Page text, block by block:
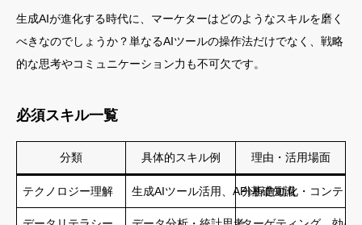
生成AIが進化する時代に、マーケターはどのようなスキルを磨く
べきなのでしょうか？単なるAIツールの操作法だけでなく、戦略
的な思考やコミュニケーション力も不可欠です。
必須スキル一覧
分類 具体的スキル例 理由・活用場面
テクノロジー理解 生成AIツール活用、API基礎知識分析自動化・コンテン